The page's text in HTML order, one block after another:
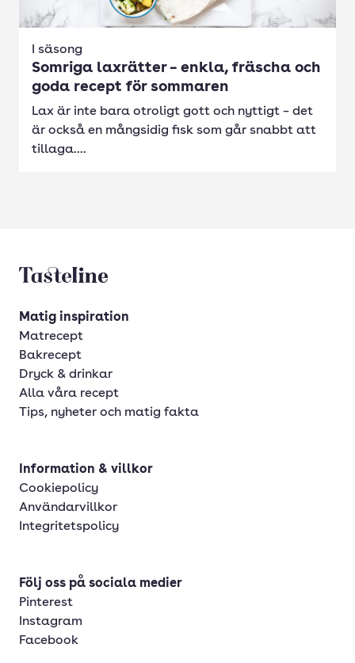
I säsong
Somriga laxrätter – enkla, fräscha och
goda recept för sommaren
Lax är inte bara otroligt gott och nyttigt – det
är också en mångsidig fisk som går snabbt att
tillaga....
Tasteline startsida
Matig inspiration
Matrecept
Bakrecept
Dryck & drinkar
Alla våra recept
Tips, nyheter och matig fakta
Information & villkor
Cookiepolicy
Användarvillkor
Integritetspolicy
Följ oss på sociala medier
Pinterest
Instagram
Facebook